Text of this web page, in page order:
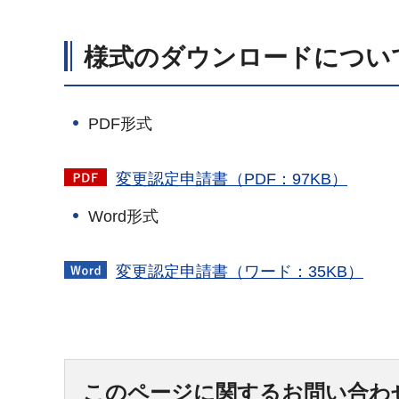
様式のダウンロードについ
PDF形式
変更認定申請書（PDF：97KB）
Word形式
変更認定申請書（ワード：35KB）
このページに関するお問い合わ